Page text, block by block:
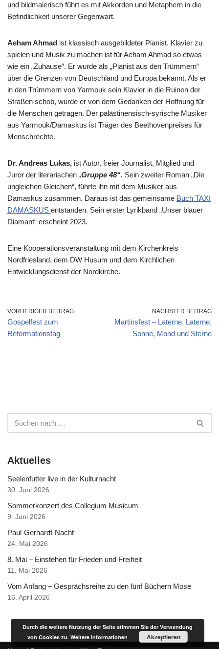
und bildmalerisch führt es mit Akkorden und Metaphern in die
Befindlichkeit unserer Gegenwart.
Aeham Ahmad ist klassisch ausgebildeter Pianist. Klavier zu
spielen und Musik zu machen ist für Aeham Ahmad so etwas
wie ein „Zuhause“. Er wurde als „Pianist aus den Trümmern“
über die Grenzen von Deutschland und Europa bekannt. Als er
in den Trümmern von Yarmouk sein Klavier in die Ruinen der
Straßen schob, wurde er von dem Gedanken der Hoffnung für
die Menschen getragen. Der palästinensisch-syrische Musiker
aus Yarmouk/Damaskus ist Träger des Beethovenpreises für
Menschrechte.
Dr. Andreas Lukas, ist Autor, freier Journalist, Mitglied und
Juror der literarischen „Gruppe 48“. Sein zweiter Roman „Die
ungleichen Gleichen“, führte ihn mit dem Musiker aus
Damaskus zusammen. Daraus ist das gemeinsame Buch TAXI
DAMASKUS entstanden. Sein erster Lyrikband „Unser blauer
Diamant“ erscheint 2023.
Eine Kooperationsveranstaltung mit dem Kirchenkreis
Nordfriesland, dem DW Husum und dem Kirchlichen
Entwicklungsdienst der Nordkirche.
VORHERIGER BEITRAG
Gospelfest zum
Reformationstag
NÄCHSTER BEITRAG
Martinsfest – Laterne, Laterne,
Sonne, Mond und Sterne
Aktuelles
Seelenfutter live in der Kulturnacht
30. Juni 2026
Sommerkonzert des Collegium Musicum
9. Juni 2026
Paul-Gerhardt-Nacht
24. Mai 2026
8. Mai – Einstehen für Frieden und Freiheit
11. Mai 2026
Vom Anfang – Gesprächsreihe zu den fünf Büchern Mose
16. April 2026
Durch die weitere Nutzung der Seite stimmen Sie der Verwendung
von Cookies zu.Weitere Informationen Akzeptieren